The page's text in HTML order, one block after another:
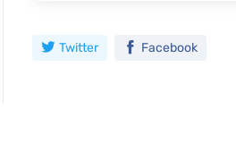
Twitter Facebook